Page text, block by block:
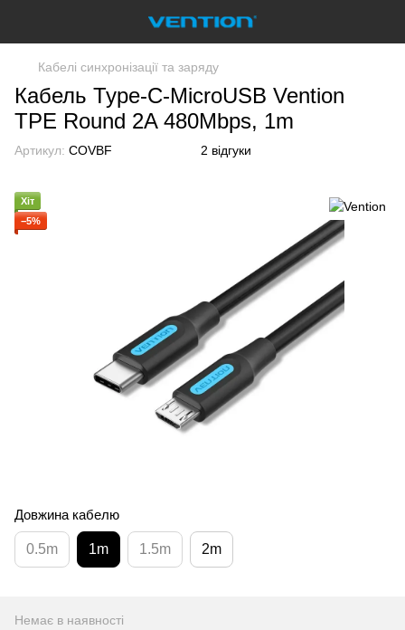
Кабелі синхронізації та заряду
Кабель Type-C-MicroUSB Vention
TPE Round 2A 480Mbps, 1m
Артикул: COVBF 2 відгуки
Хіт
−5%
Довжина кабелю
0.5m 1m 1.5m 2m
Немає в наявності